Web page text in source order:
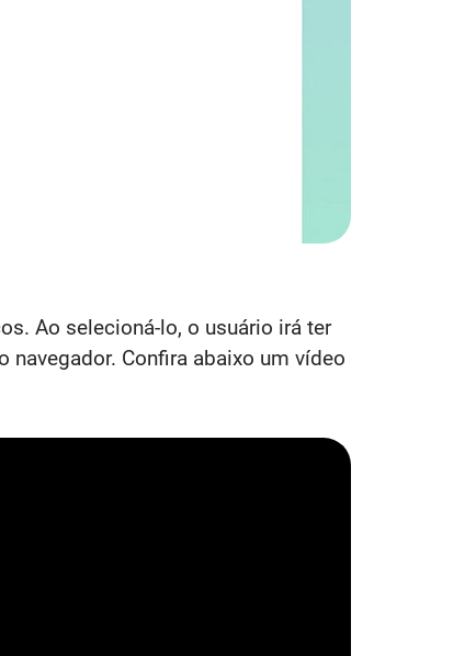
Ao selecioná-lo, o usuário irá ter
navegador. Confira abaixo um vídeo